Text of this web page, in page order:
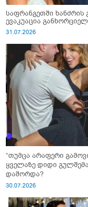
საფრანგეთში
ევაკუაცია
31.07.2026
“თუმცა არაფერი
ყველაზე დიდი
დაშორდა?
30.07.2026